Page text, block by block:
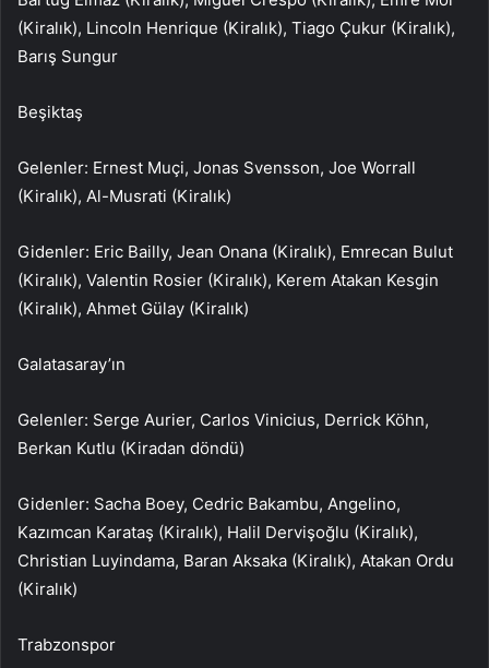
(Kiralık), Lincoln Henrique (Kiralık), Tiago Çukur (Kiralık),
Barış Sungur
Beşiktaş
Gelenler: Ernest Muçi, Jonas Svensson, Joe Worrall
(Kiralık), Al-Musrati (Kiralık)
Gidenler: Eric Bailly, Jean Onana (Kiralık), Emrecan Bulut
(Kiralık), Valentin Rosier (Kiralık), Kerem Atakan Kesgin
(Kiralık), Ahmet Gülay (Kiralık)
Galatasaray’ın
Gelenler: Serge Aurier, Carlos Vinicius, Derrick Köhn,
Berkan Kutlu (Kiradan döndü)
Gidenler: Sacha Boey, Cedric Bakambu, Angelino,
Kazımcan Karataş (Kiralık), Halil Dervişoğlu (Kiralık),
Christian Luyindama, Baran Aksaka (Kiralık), Atakan Ordu
(Kiralık)
Trabzonspor